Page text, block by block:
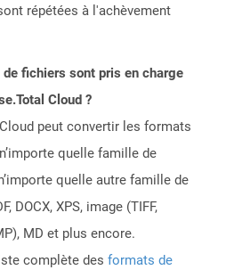
répétées à l'achèvement
fichiers sont pris en charge
Cloud ?
peut convertir les formats
quelle famille de
quelle autre famille de
DOCX, XPS, image (TIFF,
MD et plus encore.
complète des formats de